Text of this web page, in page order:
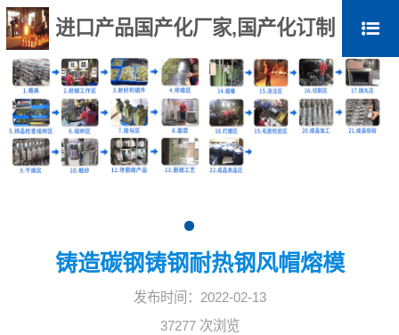
进口产品国产化厂家,国产化订制
铸造碳钢铸钢耐热钢风帽熔模
发布时间：2022-02-13
37277 次浏览